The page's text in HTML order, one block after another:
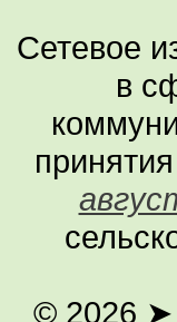
Сетевое
в
© 2026 ➤